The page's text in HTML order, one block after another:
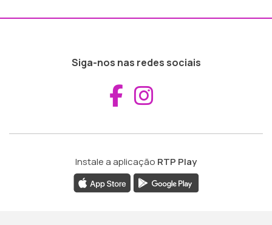
Siga-nos nas redes sociais
Aceder ao
Instale a aplicação RTP Play